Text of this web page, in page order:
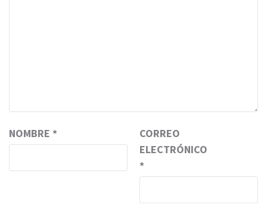
NOMBRE *
CORREO
ELECTRÓNICO
*